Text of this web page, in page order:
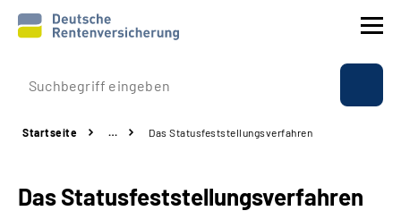
Prävention
Rente
Startseite … Das Statusfeststellungs­verfahren
Das Statusfeststellungs­verfahren